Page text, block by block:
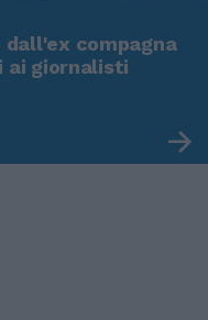
dall'ex compagna
ai giornalisti